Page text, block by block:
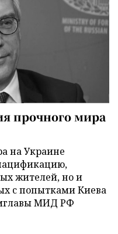
прочного мира
на Украине
жителей, но и
с попытками Киева
МИД РФ